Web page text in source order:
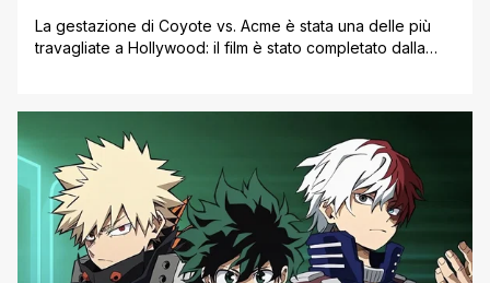
La gestazione di Coyote vs. Acme è stata una delle più
travagliate a Hollywood: il film è stato completato dalla
Ora arriva in tutto il mondo, Italia compresa. Per
generazioni di spettatori, Willy il Coyote è stato il più [']